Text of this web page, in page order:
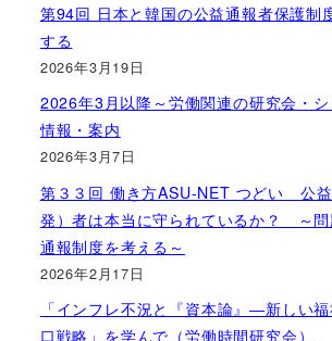
第94回 日本と韓国の公益通報者保護制
する
2026年3月19日
2026年3月以降～労働関連の研究会・
情報・案内
2026年3月7日
第３３回 働き方ASU-NET つどい 公
発）者は本当に守られているか？ ～問
通報制度を考える～
2026年2月17日
「インフレ不況と『資本論』―新しい
口戦略」を学んで（労働時間研究会）